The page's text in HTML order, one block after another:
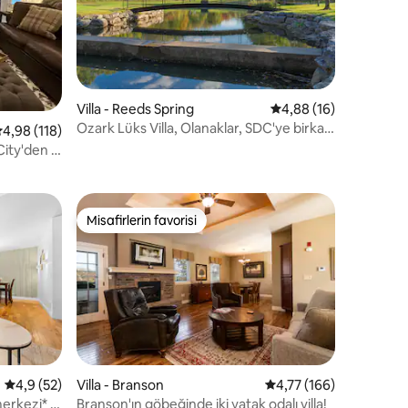
üzerinden ortalama 4,98 puan, 118 değerlendirme
4,98 (118)
2
Villa - Reeds Spring 5 üzerinden
4,88 (16)
Ozark Lüks Villa, Olanaklar, SDC'ye birkaç
5 üzerinden ortalama 4,9 puan, 52 değerlendirme
4,9 (52)
8
Misafirlerin favorisi
Misafirlerin favorisi
Villa - Branson 5 üzerinden ortalama
4,77 (166)
Branson'ın göbeğinde iki yatak odalı villa!